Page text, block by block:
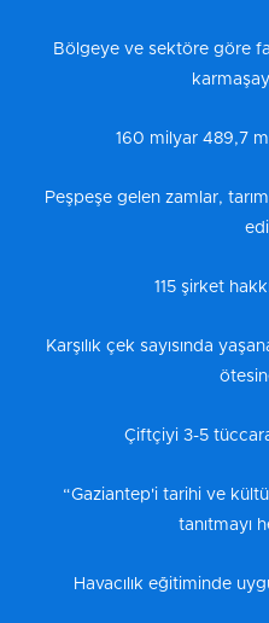
Bölgeye ve sektöre göre
160 milyar 489,7
Peşpeşe gelen zamlar,
115 şirket
Karşılık çek sayısında
Çiftçiyi 3-5
“Gaziantep'i tarihi ve
tanıtmayı
Havacılık eğitiminde